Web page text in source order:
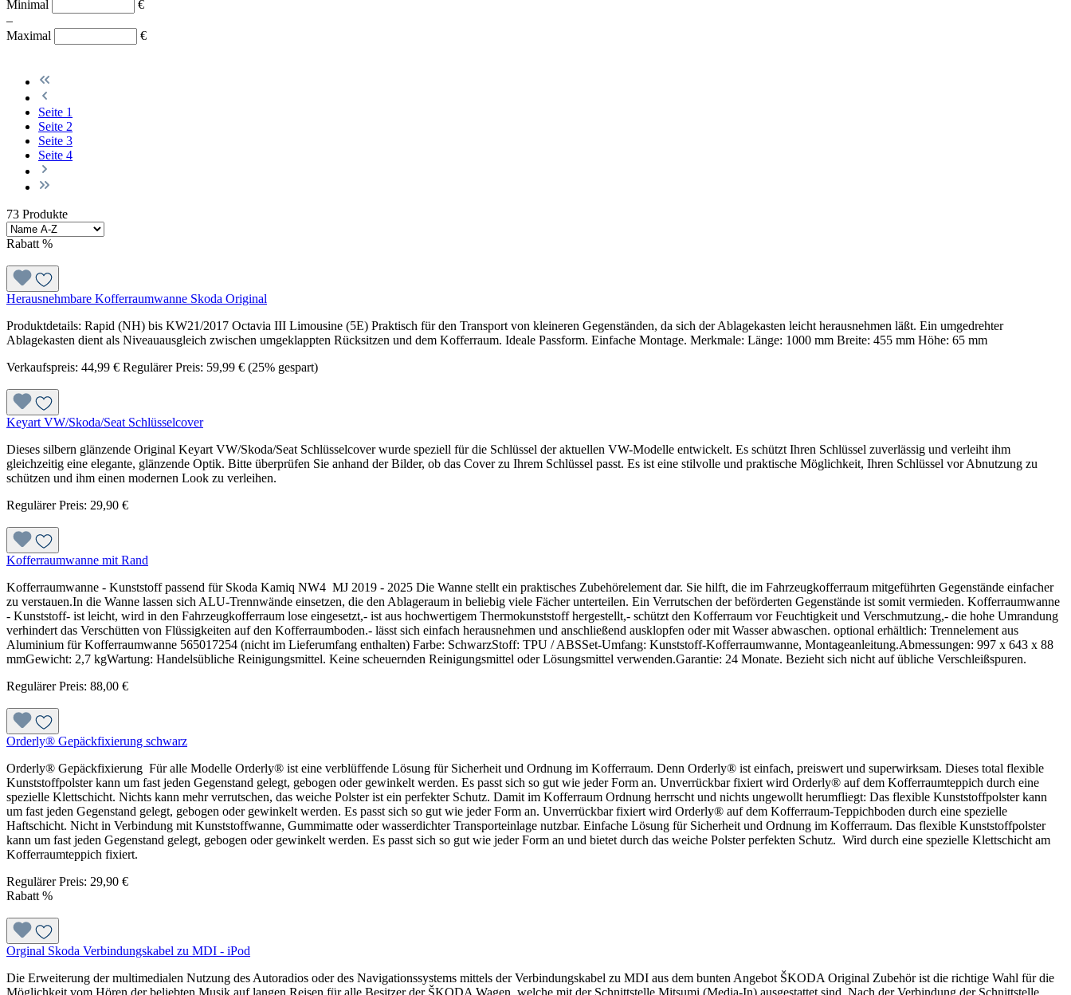
Minimal
€
–
Maximal
€
Seite 1
Seite 2
Seite 3
Seite 4
73 Produkte
Rabatt %
Herausnehmbare Kofferraumwanne Skoda Original
Produktdetails: Rapid (NH) bis KW21/2017 Octavia III Limousine (5E) Praktisch für den Transport von kleineren Gegenständen, da sich der Ablagekasten leicht herausnehmen läßt. Ein umgedrehter
Ablagekasten dient als Niveauausgleich zwischen umgeklappten Rücksitzen und dem Kofferraum. Ideale Passform. Einfache Montage. Merkmale: Länge: 1000 mm Breite: 455 mm Höhe: 65 mm
Verkaufspreis: 44,99 € Regulärer Preis: 59,99 € (25% gespart)
Keyart VW/Skoda/Seat Schlüsselcover
Dieses silbern glänzende Original Keyart VW/Skoda/Seat Schlüsselcover wurde speziell für die Schlüssel der aktuellen VW-Modelle entwickelt. Es schützt Ihren Schlüssel zuverlässig und verleiht ihm
gleichzeitig eine elegante, glänzende Optik. Bitte überprüfen Sie anhand der Bilder, ob das Cover zu Ihrem Schlüssel passt. Es ist eine stilvolle und praktische Möglichkeit, Ihren Schlüssel vor Abnutzung zu
schützen und ihm einen modernen Look zu verleihen.
Regulärer Preis: 29,90 €
Kofferraumwanne mit Rand
Kofferraumwanne - Kunststoff passend für Skoda Kamiq NW4 MJ 2019 - 2025 Die Wanne stellt ein praktisches Zubehörelement dar. Sie hilft, die im Fahrzeugkofferraum mitgeführten Gegenstände einfacher
zu verstauen.In die Wanne lassen sich ALU-Trennwände einsetzen, die den Ablageraum in beliebig viele Fächer unterteilen. Ein Verrutschen der beförderten Gegenstände ist somit vermieden. Kofferraumwanne
- Kunststoff- ist leicht, wird in den Fahrzeugkofferraum lose eingesetzt,- ist aus hochwertigem Thermokunststoff hergestellt,- schützt den Kofferraum vor Feuchtigkeit und Verschmutzung,- die hohe Umrandung
verhindert das Verschütten von Flüssigkeiten auf den Kofferraumboden.- lässt sich einfach herausnehmen und anschließend ausklopfen oder mit Wasser abwaschen. optional erhältlich: Trennelement aus
Aluminium für Kofferraumwanne 565017254 (nicht im Lieferumfang enthalten) Farbe: SchwarzStoff: TPU / ABSSet-Umfang: Kunststoff-Kofferraumwanne, Montageanleitung.Abmessungen: 997 x 643 x 88
mmGewicht: 2,7 kgWartung: Handelsübliche Reinigungsmittel. Keine scheuernden Reinigungsmittel oder Lösungsmittel verwenden.Garantie: 24 Monate. Bezieht sich nicht auf übliche Verschleißspuren.
Regulärer Preis: 88,00 €
Orderly® Gepäckfixierung schwarz
Orderly® Gepäckfixierung Für alle Modelle Orderly® ist eine verblüffende Lösung für Sicherheit und Ordnung im Kofferraum. Denn Orderly® ist einfach, preiswert und superwirksam. Dieses total flexible
Kunststoffpolster kann um fast jeden Gegenstand gelegt, gebogen oder gewinkelt werden. Es passt sich so gut wie jeder Form an. Unverrückbar fixiert wird Orderly® auf dem Kofferraumteppich durch eine
spezielle Klettschicht. Nichts kann mehr verrutschen, das weiche Polster ist ein perfekter Schutz. Damit im Kofferraum Ordnung herrscht und nichts ungewollt herumfliegt: Das flexible Kunststoffpolster kann
um fast jeden Gegenstand gelegt, gebogen oder gewinkelt werden. Es passt sich so gut wie jeder Form an. Unverrückbar fixiert wird Orderly® auf dem Kofferraum-Teppichboden durch eine spezielle
Haftschicht. Nicht in Verbindung mit Kunststoffwanne, Gummimatte oder wasserdichter Transporteinlage nutzbar. Einfache Lösung für Sicherheit und Ordnung im Kofferraum. Das flexible Kunststoffpolster
kann um fast jeden Gegenstand gelegt, gebogen oder gewinkelt werden. Es passt sich so gut wie jeder Form an und bietet durch das weiche Polster perfekten Schutz. Wird durch eine spezielle Klettschicht am
Kofferraumteppich fixiert.
Regulärer Preis: 29,90 €
Rabatt %
Orginal Skoda Verbindungskabel zu MDI - iPod
Die Erweiterung der multimedialen Nutzung des Autoradios oder des Navigationssystems mittels der Verbindungskabel zu MDI aus dem bunten Angebot ŠKODA Original Zubehör ist die richtige Wahl für die
Möglichkeit vom Hören der beliebten Musik auf langen Reisen für alle Besitzer der ŠKODA Wagen, welche mit der Schnittstelle Mitsumi (Media-In) ausgestattet sind. Nach der Verbindung der Schnittstelle